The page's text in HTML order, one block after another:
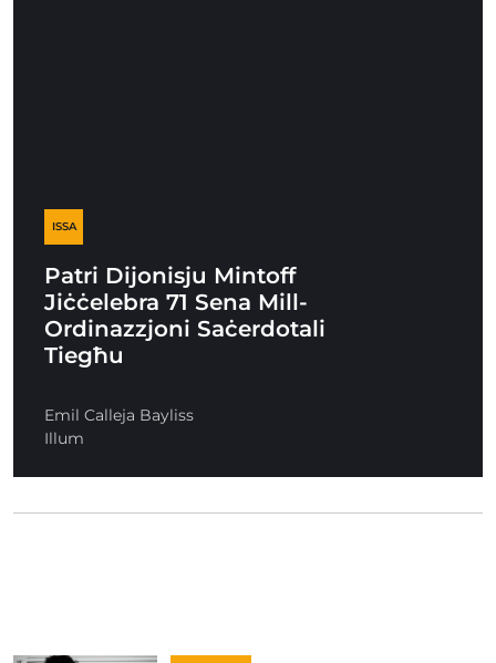
ISSA
Patri Dijonisju Mintoff
Jiċċelebra 71 Sena Mill-
Ordinazzjoni Saċerdotali
Tiegħu
Emil Calleja Bayliss
Illum